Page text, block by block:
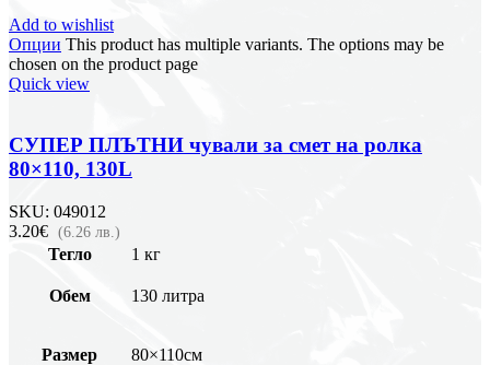
Add to wishlist
Опции This product has multiple variants. The options may be
chosen on the product page
Quick view
СУПЕР ПЛЪТНИ чували за смет на ролка
80×110, 130L
SKU: 049012
3.20€ (6.26 лв.)
Тегло 1 кг
Обем 130 литра
Размер 80×110см